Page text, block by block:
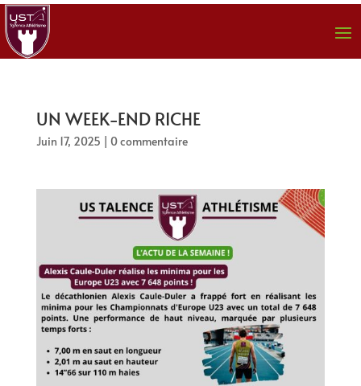
UN WEEK-END RICHE
Juin 17, 2025 | 0 commentaire